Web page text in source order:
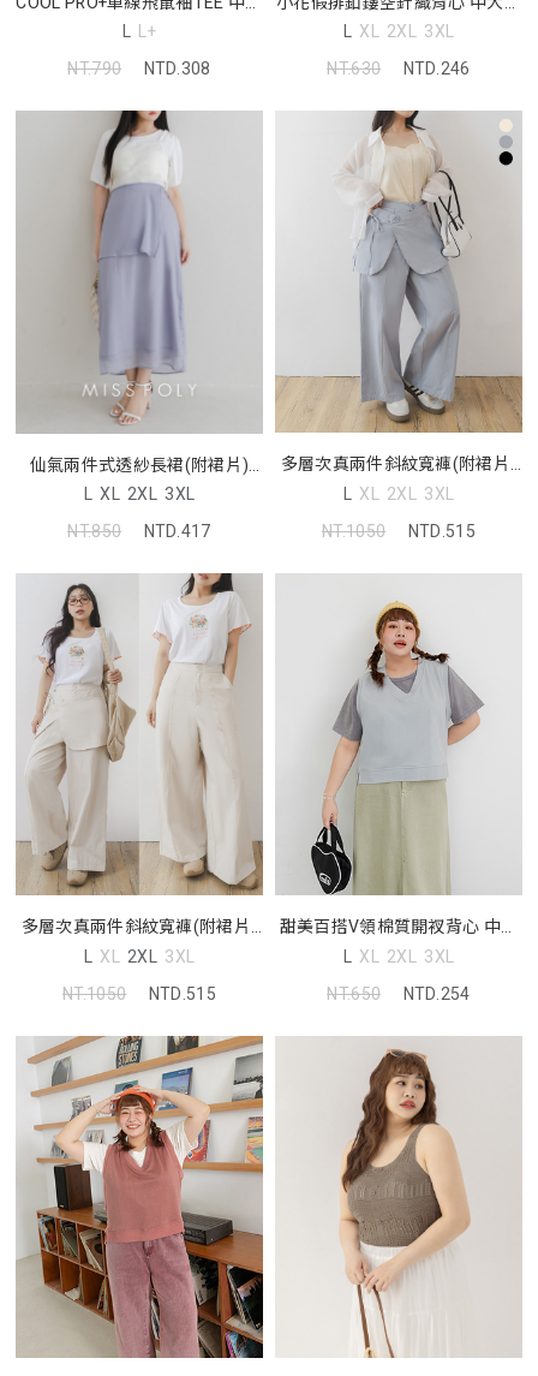
尺碼上衣
L L+
NT.790
NTD.308
碼上衣
L XL 2XL 3XL
NT.630
NTD.246
仙氣兩件式透紗長裙(附裙片)
MISS. 中大尺碼裙子
L XL 2XL 3XL
NT.850
NTD.417
多層次真兩件斜紋寬褲(附裙片)
中大尺碼褲子
L XL 2XL 3XL
NT.1050
NTD.515
多層次真兩件斜紋寬褲(附裙片)
中大尺碼褲子
L XL 2XL 3XL
NT.1050
NTD.515
甜美百搭V領棉質開衩背心 中大
尺碼上衣
L XL 2XL 3XL
NT.650
NTD.254